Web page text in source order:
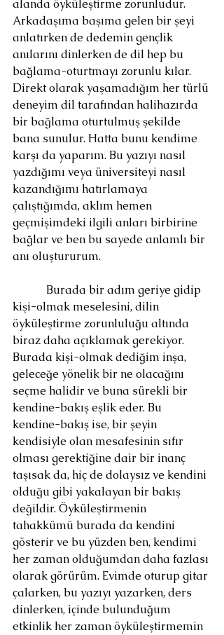
alanda öyküleştirme zorunludur.
Arkadaşıma başıma gelen bir şeyi
anlatırken de dedemin gençlik
anılarını dinlerken de dil hep bu
bağlama-oturtmayı zorunlu kılar.
Direkt olarak yaşamadığım her türlü
deneyim dil tarafından halihazırda
bir bağlama oturtulmuş şekilde
bana sunulur. Hatta bunu kendime
karşı da yaparım. Bu yazıyı nasıl
yazdığımı veya üniversiteyi nasıl
kazandığımı hatırlamaya
çalıştığımda, aklım hemen
geçmişimdeki ilgili anları birbirine
bağlar ve ben bu sayede anlamlı bir
anı oluştururum.
Burada bir adım geriye gidip
kişi-olmak meselesini, dilin
öyküleştirme zorunluluğu altında
biraz daha açıklamak gerekiyor.
Burada kişi-olmak dediğim inşa,
geleceğe yönelik bir ne olacağını
seçme halidir ve buna sürekli bir
kendine-bakış eşlik eder. Bu
kendine-bakış ise, bir şeyin
kendisiyle olan mesafesinin sıfır
olması gerektiğine dair bir inanç
taşısak da, hiç de dolaysız ve kendini
olduğu gibi yakalayan bir bakış
değildir. Öyküleştirmenin
tahakkümü burada da kendini
gösterir ve bu yüzden ben, kendimi
her zaman olduğumdan daha fazlası
olarak görürüm. Evimde oturup gitar
çalarken, bu yazıyı yazarken, ders
dinlerken, içinde bulunduğum
etkinlik her zaman öyküleştirmemin